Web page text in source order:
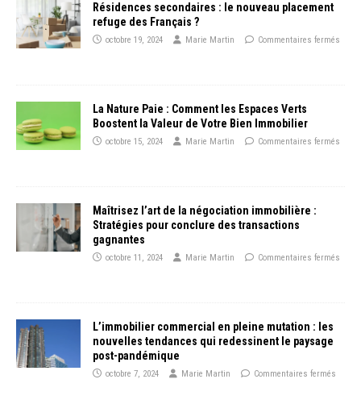
Résidences secondaires : le nouveau placement
refuge des Français ?
octobre 19, 2024 Marie Martin Commentaires fermés
La Nature Paie : Comment les Espaces Verts
Boostent la Valeur de Votre Bien Immobilier
octobre 15, 2024 Marie Martin Commentaires fermés
Maîtrisez l’art de la négociation immobilière :
Stratégies pour conclure des transactions
gagnantes
octobre 11, 2024 Marie Martin Commentaires fermés
L’immobilier commercial en pleine mutation : les
nouvelles tendances qui redessinent le paysage
post-pandémique
octobre 7, 2024 Marie Martin Commentaires fermés